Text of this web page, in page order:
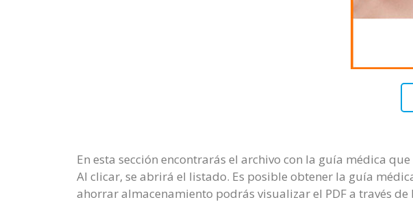
En esta sección encontrarás el archivo con la guía médica
Al clicar, se abrirá el listado. Es posible obtener la guía
ahorrar almacenamiento podrás visualizar el PDF a través